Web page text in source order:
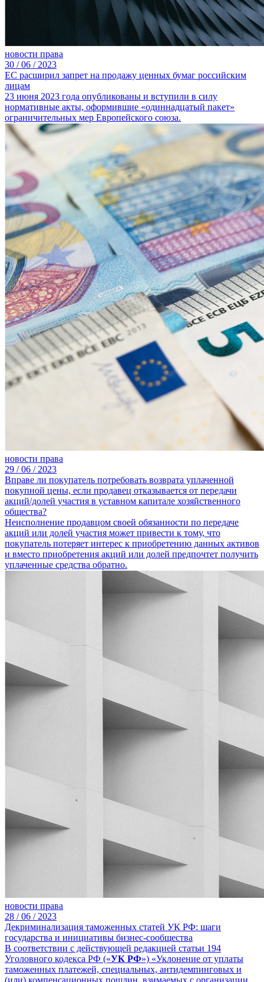
новости права
30 /06 / 2023
ЕС расширил запрет на продажу ценных бумаг российским
лицам
23 июня 2023 года опубликованы и вступили в силу
нормативные акты, оформившие «одиннадцатый пакет»
ограничительных мер Европейского союза.
новости права
29 /06 / 2023
Вправе ли покупатель потребовать возврата уплаченной
покупной цены, если продавец отказывается от передачи
акций/долей участия в уставном капитале хозяйственного
общества?
Неисполнение продавцом своей обязанности по передаче
акций или долей участия может привести к тому, что
покупатель потеряет интерес к приобретению данных активов
и вместо приобретения акций или долей предпочтет получить
уплаченные средства обратно.
новости права
28 /06 / 2023
Декриминализация таможенных статей УК РФ: шаги
государства и инициативы бизнес-сообщества
В соответствии с действующей редакцией статьи 194
Уголовного кодекса РФ («УК РФ») «Уклонение от уплаты
таможенных платежей, специальных, антидемпинговых и